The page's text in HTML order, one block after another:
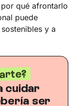
qué afrontarlo
puede
y a
cuidar
ser